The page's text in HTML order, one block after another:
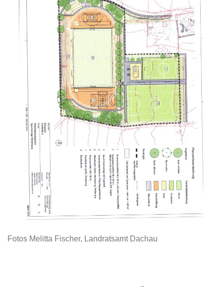
Fotos Melitta Fischer, Landratsamt Dachau